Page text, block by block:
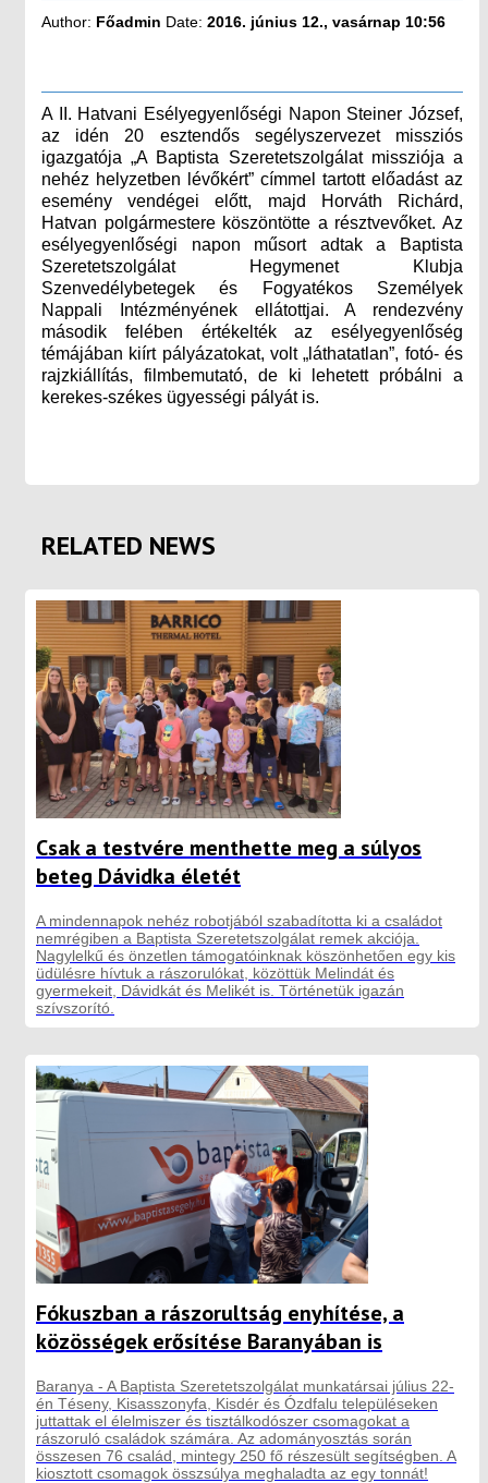
Author: Főadmin Date: 2016. június 12., vasárnap 10:56
A II. Hatvani Esélyegyenlőségi Napon Steiner József,
az idén 20 esztendős segélyszervezet missziós
igazgatója „A Baptista Szeretetszolgálat missziója a
nehéz helyzetben lévőkért” címmel tartott előadást az
esemény vendégei előtt, majd Horváth Richárd,
Hatvan polgármestere köszöntötte a résztvevőket. Az
esélyegyenlőségi napon műsort adtak a Baptista
Szeretetszolgálat Hegymenet Klubja
Szenvedélybetegek és Fogyatékos Személyek
Nappali Intézményének ellátottjai. A rendezvény
második felében értékelték az esélyegyenlőség
témájában kiírt pályázatokat, volt „láthatatlan”, fotó- és
rajzkiállítás, filmbemutató, de ki lehetett próbálni a
kerekes-székes ügyességi pályát is.
RELATED NEWS
Csak a testvére menthette meg a súlyos
beteg Dávidka életét
A mindennapok nehéz robotjából szabadította ki a családot
nemrégiben a Baptista Szeretetszolgálat remek akciója.
Nagylelkű és önzetlen támogatóinknak köszönhetően egy kis
üdülésre hívtuk a rászorulókat, közöttük Melindát és
gyermekeit, Dávidkát és Melikét is. Történetük igazán
szívszorító.
Fókuszban a rászorultság enyhítése, a
közösségek erősítése Baranyában is
Baranya - A Baptista Szeretetszolgálat munkatársai július 22-
én Téseny, Kisasszonyfa, Kisdér és Ózdfalu településeken
juttattak el élelmiszer és tisztálkodószer csomagokat a
rászoruló családok számára. Az adományosztás során
összesen 76 család, mintegy 250 fő részesült segítségben. A
kiosztott csomagok összsúlya meghaladta az egy tonnát!